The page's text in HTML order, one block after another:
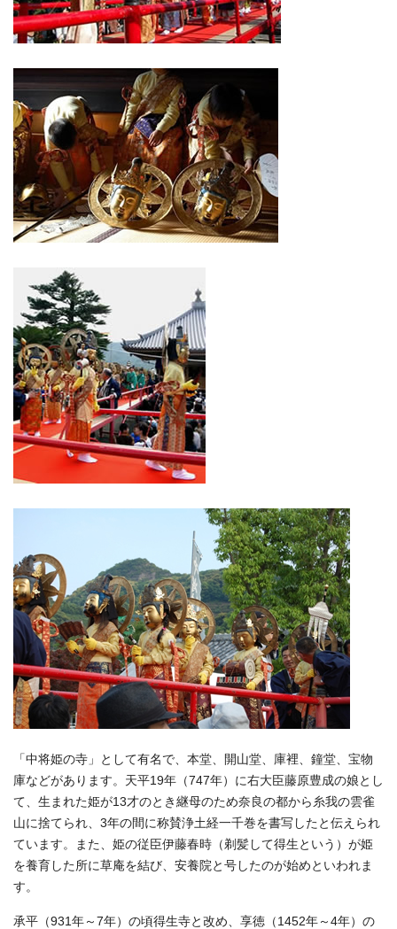
「中将姫の寺」として有名で、本堂、開山堂、庫裡、鐘堂、宝物
庫などがあります。天平19年（747年）に右大臣藤原豊成の娘とし
て、生まれた姫が13才のとき継母のため奈良の都から糸我の雲雀
山に捨てられ、3年の間に称賛浄土経一千巻を書写したと伝えられ
ています。また、姫の従臣伊藤春時（剃髪して得生という）が姫
を養育した所に草庵を結び、安養院と号したのが始めといわれま
す。
承平（931年～7年）の頃得生寺と改め、享徳（1452年～4年）の